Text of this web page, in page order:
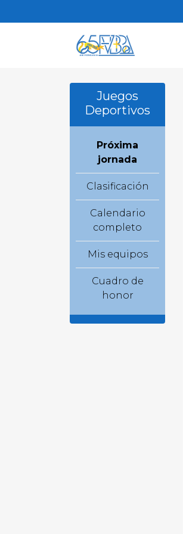
Juegos
Deportivos
Próxima
jornada
Clasificación
Calendario
completo
Mis equipos
Cuadro de
honor